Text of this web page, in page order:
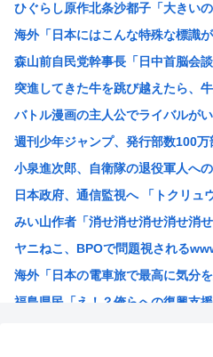
AI活用すればするほど残業が増え
中国「大洪水！」中国ダム「決壊
名古屋城本丸御殿の柱に修復不能
【閲覧注意】元臆女キャバ嬢の首
【悲報】山里亮太さん、一般人の
ゼレンスキー大統領、対日外交に
【画像】椎名林檎（38）「チュー
【画像】木村沙織(39)の最新お●ぱ
今日ガストで胸糞悪いことがあっ
【画像】“ルフィ”強盗事件、幹部
【悲報】医者「娘さん、ダウン症
ひぐらし原作北条沙都子「大きい
海外「日本にはこんな特殊な標識
森山前自民党幹事長「日中首脳会
突進してきた牛を跳び越えたら、
バトル漫画の主人公でライバルが
週刊少年ジャンプ、発行部数100万
小泉進次郎、自衛隊の退役軍人へ
日本政府、通信監視へ 「トクリュ
みい山作者「消せ消せ消せ消せ消
ヤニねこ、BPOで問題視される
海外「日本の電車旅で最高に気分
福島県民「え！？俺らへの復興支